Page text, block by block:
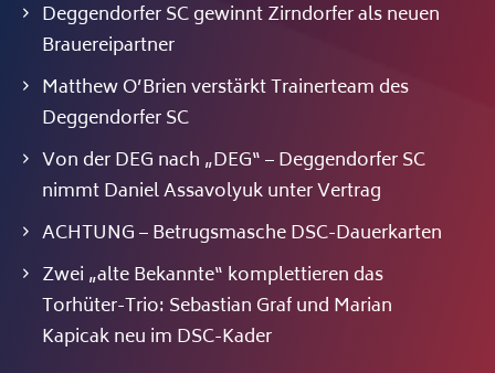
Deggendorfer SC gewinnt Zirndorfer als neuen
Brauereipartner
Matthew O’Brien verstärkt Trainerteam des
Deggendorfer SC
Von der DEG nach „DEG“ – Deggendorfer SC
nimmt Daniel Assavolyuk unter Vertrag
ACHTUNG – Betrugsmasche DSC-Dauerkarten
Zwei „alte Bekannte“ komplettieren das
Torhüter-Trio: Sebastian Graf und Marian
Kapicak neu im DSC-Kader